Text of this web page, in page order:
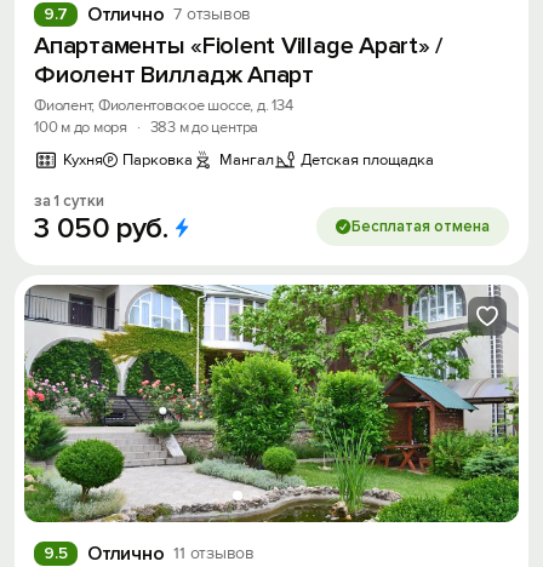
Отлично 7 отзывов
9.7
Апартаменты «Fiolent Village Apart» /
Фиолент Вилладж Апарт
Фиолент, Фиолентовское шоссе, д. 134
100 м до моря
· 383 м до центра
Кухня
Парковка Мангал Детская площадка
за 1 сутки
3 050 руб. Бесплатая отмена
Отлично 11 отзывов
9.5
Вход на сайт
Войти илиЗарегистрироваться